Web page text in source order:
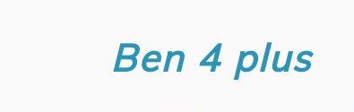
Ben 4 plus